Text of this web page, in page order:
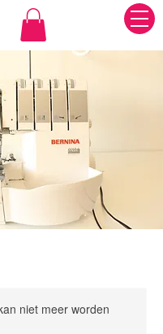
niet meer worden